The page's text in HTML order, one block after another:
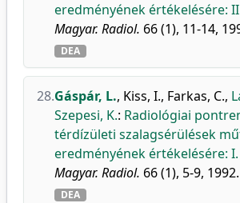
eredményének értékelésére:
Magyar. Radiol. 66 (1), 11-14,
DEA
28.Gáspár, L., Kiss, I., Farkas, C.,
Szepesi, K.: Radiológiai
térdízületi szalagsérülések
eredményének értékelésére:
Magyar. Radiol. 66 (1), 5-9, 1992.
DEA